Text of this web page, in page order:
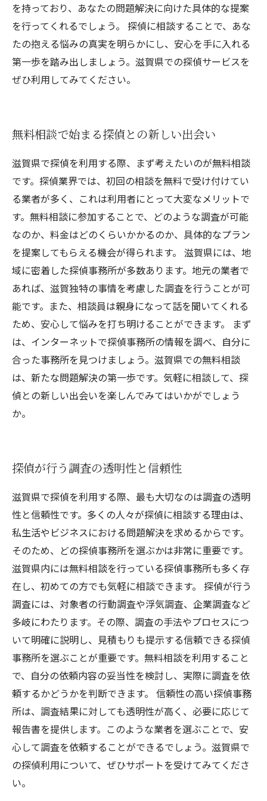
を持っており、あなたの問題解決に向けた具体的な提案
を行ってくれるでしょう。 探偵に相談することで、あな
たの抱える悩みの真実を明らかにし、安心を手に入れる
第一歩を踏み出しましょう。滋賀県での探偵サービスを
ぜひ利用してみてください。
無料相談で始まる探偵との新しい出会い
滋賀県で探偵を利用する際、まず考えたいのが無料相談
です。探偵業界では、初回の相談を無料で受け付けてい
る業者が多く、これは利用者にとって大変なメリットで
す。無料相談に参加することで、どのような調査が可能
なのか、料金はどのくらいかかるのか、具体的なプラン
を提案してもらえる機会が得られます。 滋賀県には、地
域に密着した探偵事務所が多数あります。地元の業者で
あれば、滋賀独特の事情を考慮した調査を行うことが可
能です。また、相談員は親身になって話を聞いてくれる
ため、安心して悩みを打ち明けることができます。 まず
は、インターネットで探偵事務所の情報を調べ、自分に
合った事務所を見つけましょう。滋賀県での無料相談
は、新たな問題解決の第一歩です。気軽に相談して、探
偵との新しい出会いを楽しんでみてはいかがでしょう
か。
探偵が行う調査の透明性と信頼性
滋賀県で探偵を利用する際、最も大切なのは調査の透明
性と信頼性です。多くの人々が探偵に相談する理由は、
私生活やビジネスにおける問題解決を求めるからです。
そのため、どの探偵事務所を選ぶかは非常に重要です。
滋賀県内には無料相談を行っている探偵事務所も多く存
在し、初めての方でも気軽に相談できます。 探偵が行う
調査には、対象者の行動調査や浮気調査、企業調査など
多岐にわたります。その際、調査の手法やプロセスにつ
いて明確に説明し、見積もりも提示する信頼できる探偵
事務所を選ぶことが重要です。無料相談を利用すること
で、自分の依頼内容の妥当性を検討し、実際に調査を依
頼するかどうかを判断できます。 信頼性の高い探偵事務
所は、調査結果に対しても透明性が高く、必要に応じて
報告書を提供します。このような業者を選ぶことで、安
心して調査を依頼することができるでしょう。滋賀県で
の探偵利用について、ぜひサポートを受けてみてくださ
い。